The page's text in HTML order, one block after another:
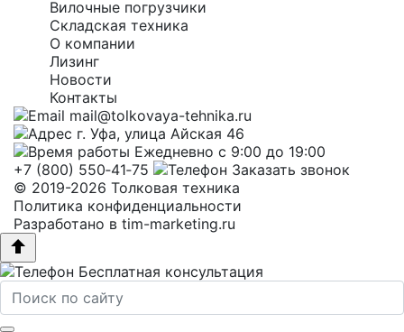
Вилочные погрузчики
Складская техника
О компании
Лизинг
Новости
Контакты
mail@tolkovaya-tehnika.ru
г. Уфа, улица Айская 46
Ежедневно с 9:00 до 19:00
+7 (800) 550‑41‑75
Заказать звонок
© 2019-2026 Толковая техника
Политика конфиденциальности
Разработано в tim-marketing.ru
Бесплатная консультация